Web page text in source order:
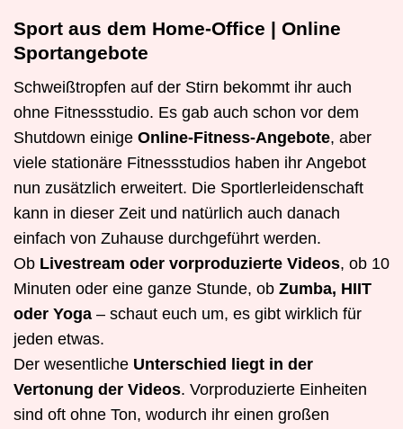
Sport aus dem Home-Office | Online
Sportangebote
Schweißtropfen auf der Stirn bekommt ihr auch
ohne Fitnessstudio. Es gab auch schon vor dem
Shutdown einige Online-Fitness-Angebote, aber
viele stationäre Fitnessstudios haben ihr Angebot
nun zusätzlich erweitert. Die Sportlerleidenschaft
kann in dieser Zeit und natürlich auch danach
einfach von Zuhause durchgeführt werden.
Ob Livestream oder vorproduzierte Videos, ob 10
Minuten oder eine ganze Stunde, ob Zumba, HIIT
oder Yoga – schaut euch um, es gibt wirklich für
jeden etwas.
Der wesentliche Unterschied liegt in der
Vertonung der Videos. Vorproduzierte Einheiten
sind oft ohne Ton, wodurch ihr einen großen